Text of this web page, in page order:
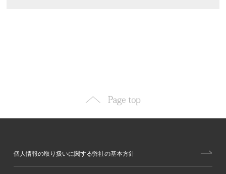
個人情報の取り扱いに関する弊社の基本方針